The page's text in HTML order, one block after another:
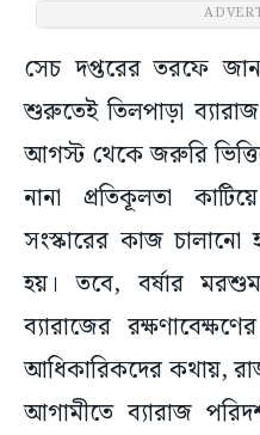
সেচ দপ্তরের তরফে
শুরুতেই তিলপাড়া
আগস্ট থেকে জরুরি
নানা প্রতিকূলতা
সংস্কারের কাজ
হয়। তবে, বর্ষার
ব্যারাজের
আধিকারিকদের কথায়,
আগামীতে ব্যারাজ